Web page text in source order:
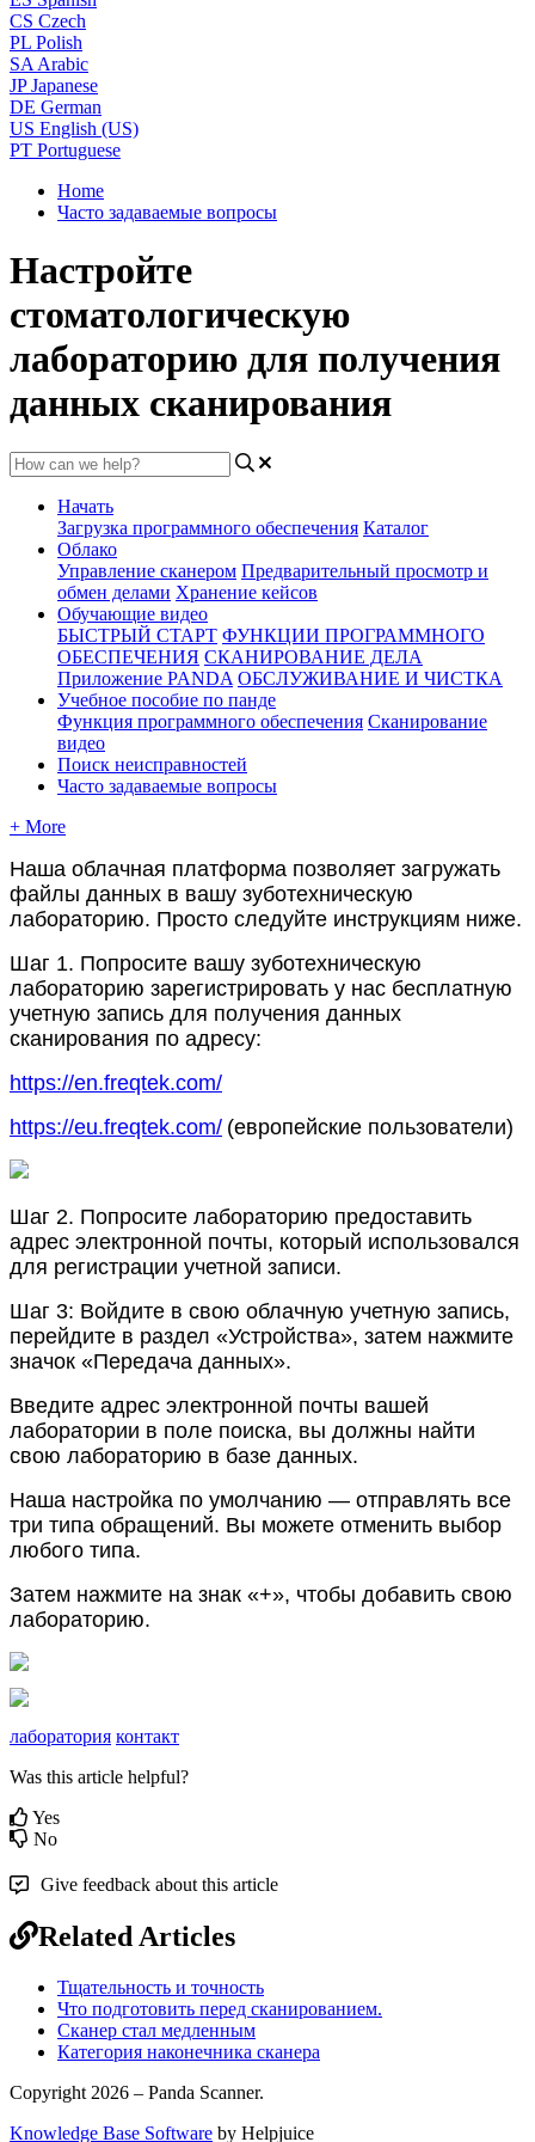
CS Czech
PL Polish
SA Arabic
JP Japanese
DE German
US English (US)
PT Portuguese
Home
Часто задаваемые вопросы
Настройте
стоматологическую
лабораторию для получения
данных сканирования
Начать
Загрузка программного обеспечения Каталог
Облако
Управление сканером Предварительный просмотр и
обмен делами Хранение кейсов
Обучающие видео
БЫСТРЫЙ СТАРТ ФУНКЦИИ ПРОГРАММНОГО
ОБЕСПЕЧЕНИЯ СКАНИРОВАНИЕ ДЕЛА
Приложение PANDA ОБСЛУЖИВАНИЕ И ЧИСТКА
Учебное пособие по панде
Функция программного обеспечения Сканирование
видео
Поиск неисправностей
Часто задаваемые вопросы
+ More
Наша облачная платформа позволяет загружать
файлы данных в вашу зуботехническую
лабораторию. Просто следуйте инструкциям ниже.
Шаг 1. Попросите вашу зуботехническую
лабораторию зарегистрировать у нас бесплатную
учетную запись для получения данных
сканирования по адресу:
https://en.freqtek.com/
https://eu.freqtek.com/ (европейские пользователи)
Шаг 2. Попросите лабораторию предоставить
адрес электронной почты, который использовался
для регистрации учетной записи.
Шаг 3: Войдите в свою облачную учетную запись,
перейдите в раздел «Устройства», затем нажмите
значок «Передача данных».
Введите адрес электронной почты вашей
лаборатории в поле поиска, вы должны найти
свою лабораторию в базе данных.
Наша настройка по умолчанию — отправлять все
три типа обращений. Вы можете отменить выбор
любого типа.
Затем нажмите на знак «+», чтобы добавить свою
лабораторию.
лаборатория контакт
Was this article helpful?
Yes
No
Give feedback about this article
Related Articles
Тщательность и точность
Что подготовить перед сканированием.
Сканер стал медленным
Категория наконечника сканера
Copyright 2026 – Panda Scanner.
Knowledge Base Software by Helpjuice